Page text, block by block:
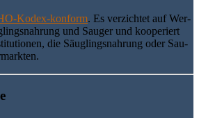
Kodex-kon­form. Es ver­zich­tet auf Wer­
und Sau­ger und koope­riert
die Säug­lings­nah­rung oder Sau­